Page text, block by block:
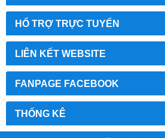
HỔ TRỢ TRỰC TUYẾN
LIÊN KẾT WEBSITE
FANPAGE FACEBOOK
THỐNG KÊ